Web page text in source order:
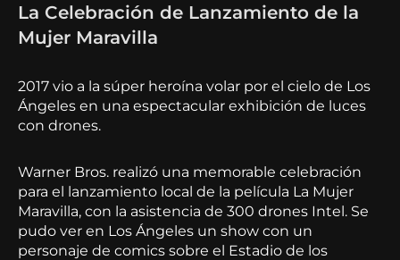
La Celebración de Lanzamiento de la
Mujer Maravilla
2017 vio a la súper heroína volar por el cielo de Los
Ángeles en una espectacular exhibición de luces
con drones.
Warner Bros. realizó una memorable celebración
para el lanzamiento local de la película La Mujer
Maravilla, con la asistencia de 300 drones Intel. Se
pudo ver en Los Ángeles un show con un
personaje de comics sobre el Estadio de los